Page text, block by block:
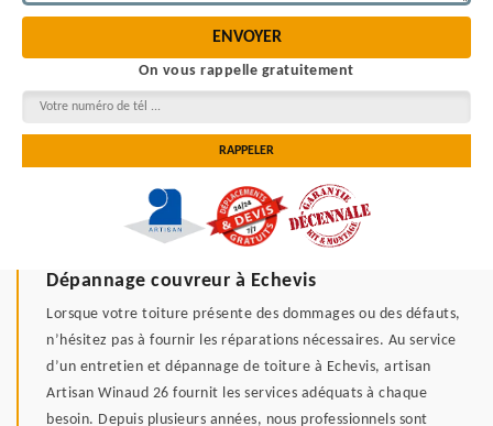
On vous rappelle gratuitement
Dépannage couvreur à Echevis
Lorsque votre toiture présente des dommages ou des défauts,
n’hésitez pas à fournir les réparations nécessaires. Au service
d’un entretien et dépannage de toiture à Echevis, artisan
Artisan Winaud 26 fournit les services adéquats à chaque
besoin. Depuis plusieurs années, nous professionnels sont